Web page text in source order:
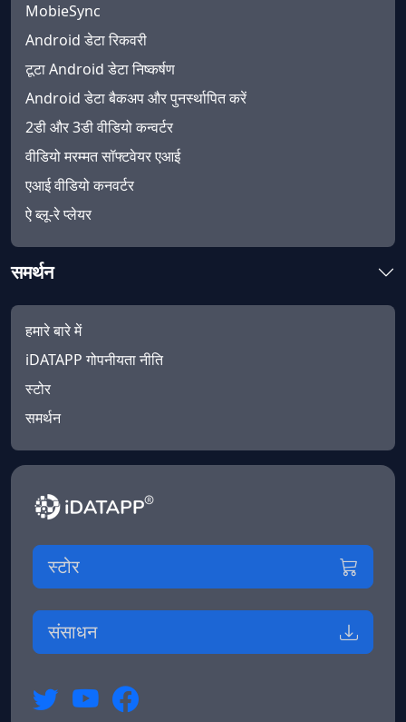
MobieSync
Android डेटा रिकवरी
टूटा Android डेटा निष्कर्षण
Android डेटा बैकअप और पुनर्स्थापित करें
2डी और 3डी वीडियो कन्वर्टर
वीडियो मरम्मत सॉफ्टवेयर एआई
एआई वीडियो कनवर्टर
ऐ ब्लू-रे प्लेयर
समर्थन
हमारे बारे में
iDATAPP गोपनीयता नीति
स्टोर
समर्थन
स्टोर
संसाधन